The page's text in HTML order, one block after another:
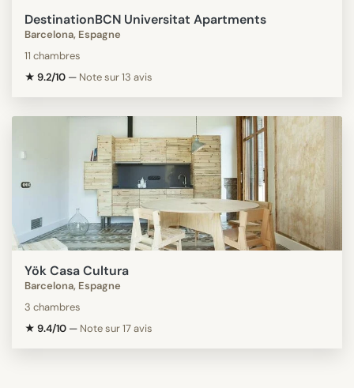
DestinationBCN Universitat Apartments
Barcelona, Espagne
11 chambres
★ 9.2/10 — Note sur 13 avis
Yök Casa Cultura
Barcelona, Espagne
3 chambres
★ 9.4/10 — Note sur 17 avis